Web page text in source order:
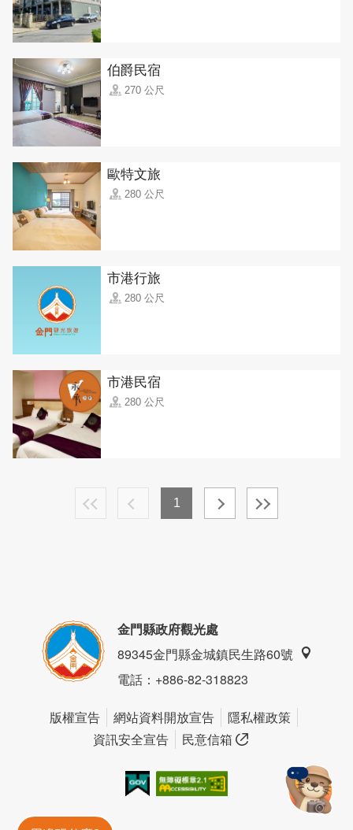
伯爵民宿
270 公尺
歐特文旅
280 公尺
市港行旅
280 公尺
市港民宿
280 公尺
1
金門縣政府觀光處
89345金門縣金城鎮民生路60號
電話：+886-82-318823
版權宣告 網站資料開放宣告
隱私權政策
資訊安全宣告
民意信箱